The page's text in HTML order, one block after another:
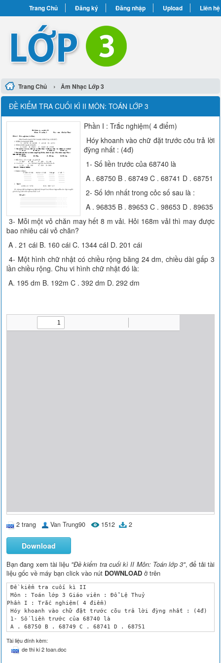
Trang Chủ Đăng ký Đăng nhập Upload Liên hệ
Trang Chủ › Âm Nhạc Lớp 3
ĐỀ KIỂM TRA CUỐI KÌ II MÔN: TOÁN LỚP 3
Phần I : Trắc nghiệm( 4 điểm)
Hóy khoanh vào chữ đặt trước cõu trả lời
đỳng nhất : (4đ)
1- Số liền trước của 68740 là
A . 68750 B . 68749 C . 68741 D . 68751
2- Số lớn nhất trong cỏc số sau là :
A . 96835 B . 89653 C . 98653 D . 89635
3- Mỗi một vỏ chăn may hết 8 m vải. Hỏi 168m vảI thì may được
bao nhiêu cái vỏ chăn?
A . 21 cái B. 160 cái C. 1344 cáI D. 201 cái
4- Một hình chữ nhật có chiều rộng băng 24 dm, chiều dài gấp 3
lần chiều rộng. Chu vi hình chữ nhật đó là:
A. 195 dm B. 192m C . 392 dm D. 292 dm
2 trang Van Trung90 1512 2
Download
Bạn đang xem tài liệu "Đề kiểm tra cuối kì II Môn: Toán lớp 3", để tải tài
liệu gốc về máy bạn click vào nút DOWNLOAD ở trên
Đề kiểm tra cuối kì II
Môn : Toán lớp 3 Giáo viên : Đỗ Lệ Thuỷ
Phần I : Trắc nghiệm( 4 điểm)
Hóy khoanh vào chữ đặt trước cõu trả lời đỳng nhất : (4đ)
1- Số liền trước của 68740 là
A . 68750 B . 68749 C . 68741 D . 68751
2- Số lớn nhất trong cỏc số sau là :
A . 96835 B . 89653 C . 98653 D . 89635
3- Mỗi một vỏ chăn may hết 8 m vải. Hỏi 168m vảI thì may
Tài liệu đính kèm:
de thi ki 2 toan.doc